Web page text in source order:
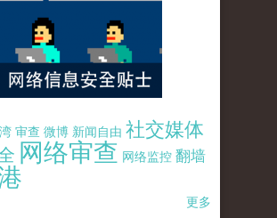
审查 微博 新闻自由 社交媒体
网络审查 网络监控 翻墙
更多